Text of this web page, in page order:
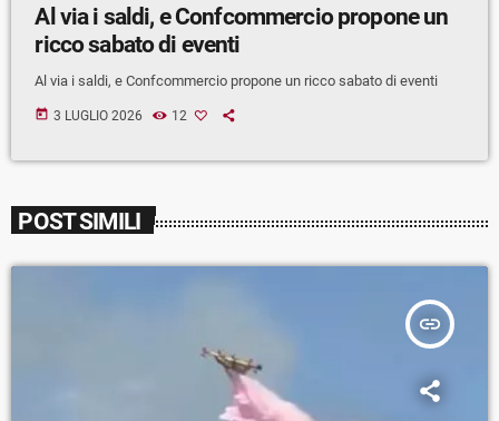
Al via i saldi, e Confcommercio propone un
ricco sabato di eventi
Al via i saldi, e Confcommercio propone un ricco sabato di eventi
today 3 LUGLIO 2026 12
POST SIMILI
insert_link